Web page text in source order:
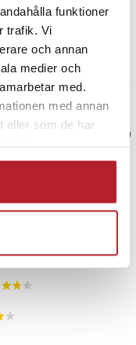
funktioner
trafik. Vi
och annan
medier och
med.
med annan
eller som de har
sängar,visst är det